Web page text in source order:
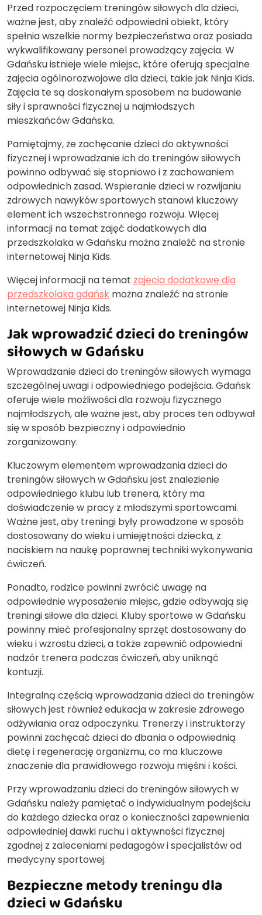
Przed rozpoczęciem treningów siłowych dla dzieci,
ważne jest, aby znaleźć odpowiedni obiekt, który
spełnia wszelkie normy bezpieczeństwa oraz posiada
wykwalifikowany personel prowadzący zajęcia. W
Gdańsku istnieje wiele miejsc, które oferują specjalne
zajęcia ogólnorozwojowe dla dzieci, takie jak Ninja Kids.
Zajęcia te są doskonałym sposobem na budowanie
siły i sprawności fizycznej u najmłodszych
mieszkańców Gdańska.
Pamiętajmy, że zachęcanie dzieci do aktywności
fizycznej i wprowadzanie ich do treningów siłowych
powinno odbywać się stopniowo i z zachowaniem
odpowiednich zasad. Wspieranie dzieci w rozwijaniu
zdrowych nawyków sportowych stanowi kluczowy
element ich wszechstronnego rozwoju. Więcej
informacji na temat zajęć dodatkowych dla
przedszkolaka w Gdańsku można znaleźć na stronie
internetowej Ninja Kids.
Więcej informacji na temat zajecia dodatkowe dla
przedszkolaka gdańsk można znaleźć na stronie
internetowej Ninja Kids.
Jak wprowadzić dzieci do treningów
siłowych w Gdańsku
Wprowadzanie dzieci do treningów siłowych wymaga
szczególnej uwagi i odpowiedniego podejścia. Gdańsk
oferuje wiele możliwości dla rozwoju fizycznego
najmłodszych, ale ważne jest, aby proces ten odbywał
się w sposób bezpieczny i odpowiednio
zorganizowany.
Kluczowym elementem wprowadzania dzieci do
treningów siłowych w Gdańsku jest znalezienie
odpowiedniego klubu lub trenera, który ma
doświadczenie w pracy z młodszymi sportowcami.
Ważne jest, aby treningi były prowadzone w sposób
dostosowany do wieku i umiejętności dziecka, z
naciskiem na naukę poprawnej techniki wykonywania
ćwiczeń.
Ponadto, rodzice powinni zwrócić uwagę na
odpowiednie wyposażenie miejsc, gdzie odbywają się
treningi siłowe dla dzieci. Kluby sportowe w Gdańsku
powinny mieć profesjonalny sprzęt dostosowany do
wieku i wzrostu dzieci, a także zapewnić odpowiedni
nadzór trenera podczas ćwiczeń, aby uniknąć
kontuzji.
Integralną częścią wprowadzania dzieci do treningów
siłowych jest również edukacja w zakresie zdrowego
odżywiania oraz odpoczynku. Trenerzy i instruktorzy
powinni zachęcać dzieci do dbania o odpowiednią
dietę i regenerację organizmu, co ma kluczowe
znaczenie dla prawidłowego rozwoju mięśni i kości.
Przy wprowadzaniu dzieci do treningów siłowych w
Gdańsku należy pamiętać o indywidualnym podejściu
do każdego dziecka oraz o konieczności zapewnienia
odpowiedniej dawki ruchu i aktywności fizycznej
zgodnej z zaleceniami pedagogów i specjalistów od
medycyny sportowej.
Bezpieczne metody treningu dla
dzieci w Gdańsku